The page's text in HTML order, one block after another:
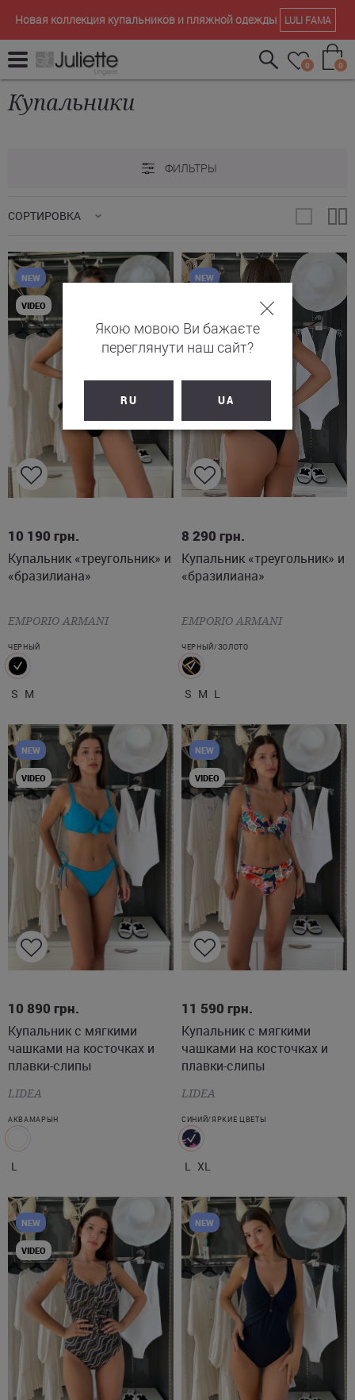
Новая коллекция купальников и пляжной одежды LULI FAMA
0 0
Купальники
ФИЛЬТРЫ
СОРТИРОВКА
NEW
VIDEO
10 190 грн.
Купальник «треугольник» и
«бразилиана»
EMPORIO ARMANI
ЧЕРНЫЙ
S M
NEW
8 290 грн.
Купальник «треугольник» и
«бразилиана»
EMPORIO ARMANI
ЧЕРНЫЙ/ЗОЛОТО
S M L
NEW
VIDEO
10 890 грн.
Купальник с мягкими
чашками на косточках и
плавки-слипы
LIDEA
АКВАМАРЫН
L
NEW
VIDEO
11 590 грн.
Купальник с мягкими
чашками на косточках и
плавки-слипы
LIDEA
СИНИЙ/ЯРКИЕ ЦВЕТЫ
L XL
NEW
VIDEO
NEW
Якою мовою Ви бажаєте
переглянути наш сайт?
RU UA